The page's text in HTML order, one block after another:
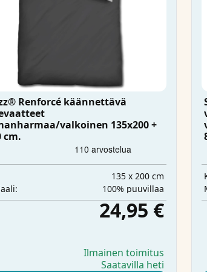
Renforcé käännettävä
valkoinen 135x200 +
cm.
135 x 200 cm
100% puuvillaa
24,95 €
Ilmainen toimitus
Saatavilla heti